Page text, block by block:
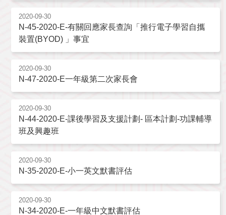
2020-09-30
N-45-2020-E-有關回應家長查詢「推行電子學習自攜
裝置(BYOD) 」事宜
2020-09-30
N-47-2020-E一年級第二次家長會
2020-09-30
N-44-2020-E-課後學習及支援計劃- 區本計劃-功課輔導
班及興趣班
2020-09-30
N-35-2020-E-小一英文默書評估
2020-09-30
N-34-2020-E-一年級中文默書評估